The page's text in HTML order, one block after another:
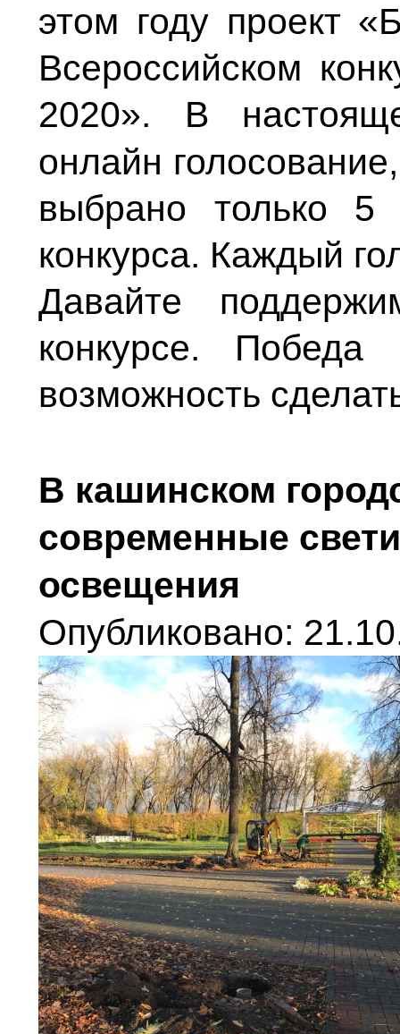
этом году проект
Всероссийском
2020». В
онлайн
выбрано только 5
конкурса. Каждый
Давайте
конкурсе.
возможность
В кашинском
современные
освещения
Опубликовано: